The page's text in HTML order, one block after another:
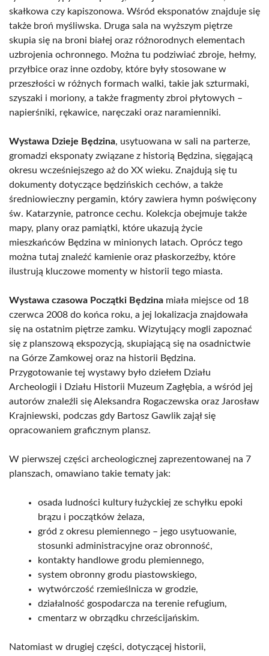
skałkowa czy kapiszonowa. Wśród eksponatów znajduje się
także broń myśliwska. Druga sala na wyższym piętrze
skupia się na broni białej oraz różnorodnych elementach
uzbrojenia ochronnego. Można tu podziwiać zbroje, hełmy,
przyłbice oraz inne ozdoby, które były stosowane w
przeszłości w różnych formach walki, takie jak szturmaki,
szyszaki i moriony, a także fragmenty zbroi płytowych –
napierśniki, rękawice, naręczaki oraz naramienniki.
Wystawa Dzieje Będzina, usytuowana w sali na parterze,
gromadzi eksponaty związane z historią Będzina, sięgającą
okresu wcześniejszego aż do XX wieku. Znajdują się tu
dokumenty dotyczące będzińskich cechów, a także
średniowieczny pergamin, który zawiera hymn poświęcony
św. Katarzynie, patronce cechu. Kolekcja obejmuje także
mapy, plany oraz pamiątki, które ukazują życie
mieszkańców Będzina w minionych latach. Oprócz tego
można tutaj znaleźć kamienie oraz płaskorzeźby, które
ilustrują kluczowe momenty w historii tego miasta.
Wystawa czasowa Początki Będzina miała miejsce od 18
czerwca 2008 do końca roku, a jej lokalizacja znajdowała
się na ostatnim piętrze zamku. Wizytujący mogli zapoznać
się z planszową ekspozycją, skupiającą się na osadnictwie
na Górze Zamkowej oraz na historii Będzina.
Przygotowanie tej wystawy było dziełem Działu
Archeologii i Działu Historii Muzeum Zagłębia, a wśród jej
autorów znaleźli się Aleksandra Rogaczewska oraz Jarosław
Krajniewski, podczas gdy Bartosz Gawlik zajął się
opracowaniem graficznym plansz.
W pierwszej części archeologicznej zaprezentowanej na 7
planszach, omawiano takie tematy jak:
osada ludności kultury łużyckiej ze schyłku epoki
brązu i początków żelaza,
gród z okresu plemiennego – jego usytuowanie,
stosunki administracyjne oraz obronność,
kontakty handlowe grodu plemiennego,
system obronny grodu piastowskiego,
wytwórczość rzemieślnicza w grodzie,
działalność gospodarcza na terenie refugium,
cmentarz w obrządku chrześcijańskim.
Natomiast w drugiej części, dotyczącej historii,